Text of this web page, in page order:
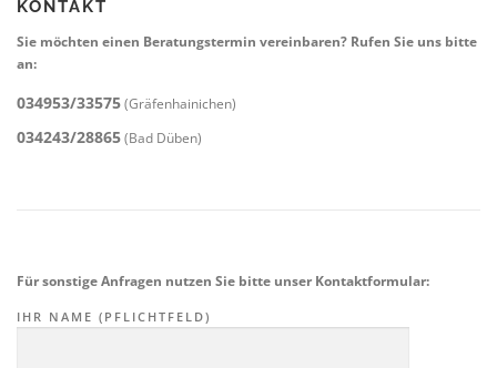
KONTAKT
Sie möchten einen Beratungstermin vereinbaren? Rufen Sie uns bitte
an:
034953/33575(Gräfenhainichen)
034243/28865(Bad Düben)
Für sonstige Anfragen nutzen Sie bitte unser Kontaktformular:
IHR NAME (PFLICHTFELD)